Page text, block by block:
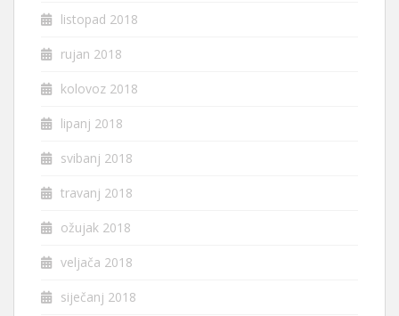
listopad 2018
rujan 2018
kolovoz 2018
lipanj 2018
svibanj 2018
travanj 2018
ožujak 2018
veljača 2018
siječanj 2018